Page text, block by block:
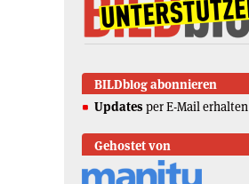
BILDblog abonnieren
Updates per E-Mail erhalten
Gehostet von